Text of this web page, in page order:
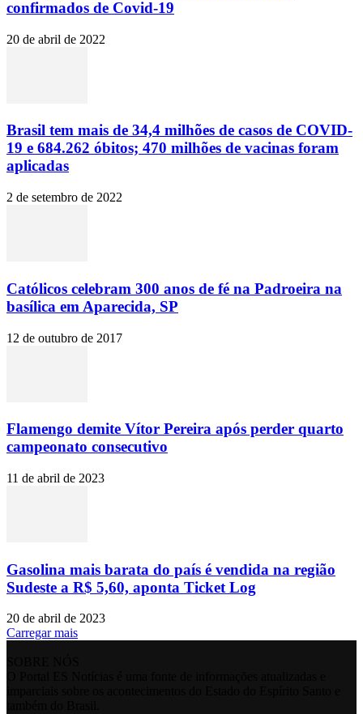
confirmados de Covid-19
20 de abril de 2022
Brasil tem mais de 34,4 milhões de casos de COVID-
19 e 684.262 óbitos; 470 milhões de vacinas foram
aplicadas
2 de setembro de 2022
Católicos celebram 300 anos de fé na Padroeira na
basílica em Aparecida, SP
12 de outubro de 2017
Flamengo demite Vítor Pereira após perder quarto
campeonato consecutivo
11 de abril de 2023
Gasolina mais barata do país é vendida na região
Sudeste a R$ 5,60, aponta Ticket Log
20 de abril de 2023
Carregar mais